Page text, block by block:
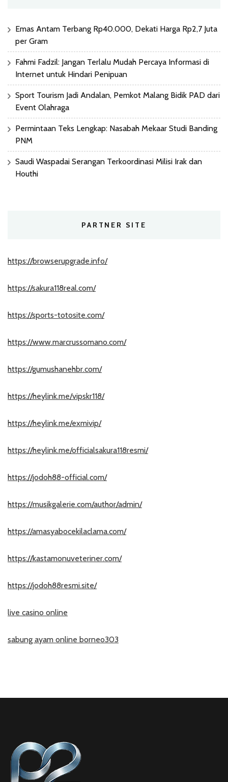
Emas Antam Terbang Rp40.000, Dekati Harga Rp2,7 Juta
per Gram
Fahmi Fadzil: Jangan Terlalu Mudah Percaya Informasi di
Internet untuk Hindari Penipuan
Sport Tourism Jadi Andalan, Pemkot Malang Bidik PAD dari
Event Olahraga
Permintaan Teks Lengkap: Nasabah Mekaar Studi Banding
PNM
Saudi Waspadai Serangan Terkoordinasi Milisi Irak dan
Houthi
PARTNER SITE
https://browserupgrade.info/
https://sakura118real.com/
https://sports-totosite.com/
https://www.marcrussomano.com/
https://gumushanehbr.com/
https://heylink.me/vipskr118/
https://heylink.me/exmivip/
https://heylink.me/officialsakura118resmi/
https://jodoh88-official.com/
https://musikgalerie.com/author/admin/
https://amasyabocekilaclama.com/
https://kastamonuveteriner.com/
https://jodoh88resmi.site/
live casino online
sabung ayam online borneo303